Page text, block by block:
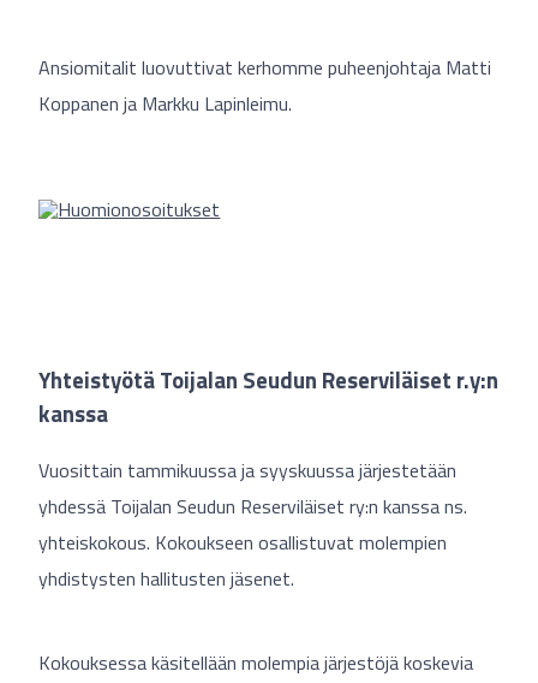
Ansiomitalit luovuttivat kerhomme puheenjohtaja Matti
Koppanen ja Markku Lapinleimu.
Yhteistyötä Toijalan Seudun Reserviläiset r.y:n
kanssa
Vuosittain tammikuussa ja syyskuussa järjestetään
yhdessä Toijalan Seudun Reserviläiset ry:n kanssa ns.
yhteiskokous. Kokoukseen osallistuvat molempien
yhdistysten hallitusten jäsenet.
Kokouksessa käsitellään molempia järjestöjä koskevia